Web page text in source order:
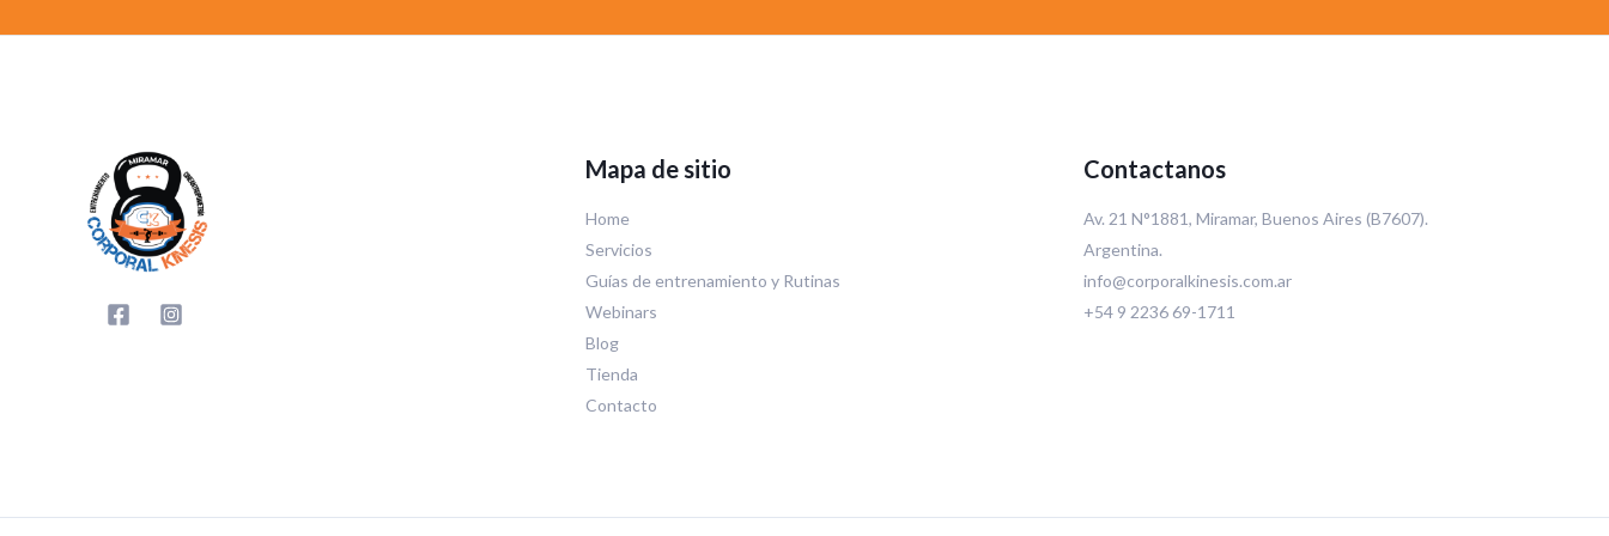
Mapa de sitio
Home
Servicios
Guías de entrenamiento y Rutinas
Webinars
Blog
Tienda
Contacto
Contactanos
Av. 21 N°1881, Miramar, Buenos Aires (B7607).
Argentina.
info@corporalkinesis.com.ar
+54 9 2236 69-1711